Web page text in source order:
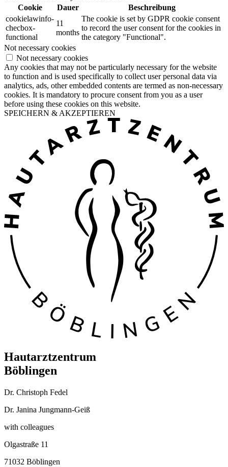
Cookie
Dauer
Beschreibung
cookielawinfo-
checbox-
functional
11
months
The cookie is set by GDPR cookie consent
to record the user consent for the cookies in
the category "Functional".
Not necessary cookies
Not necessary cookies
Any cookies that may not be particularly necessary for the website
to function and is used specifically to collect user personal data via
analytics, ads, other embedded contents are termed as non-necessary
cookies. It is mandatory to procure consent from you as a user
before using these cookies on this website.
SPEICHERN & AKZEPTIEREN
Hautarztzentrum
Böblingen
Dr. Christoph Fedel
Dr. Janina Jungmann-Geiß
with colleagues
Olgastraße 11
71032 Böblingen